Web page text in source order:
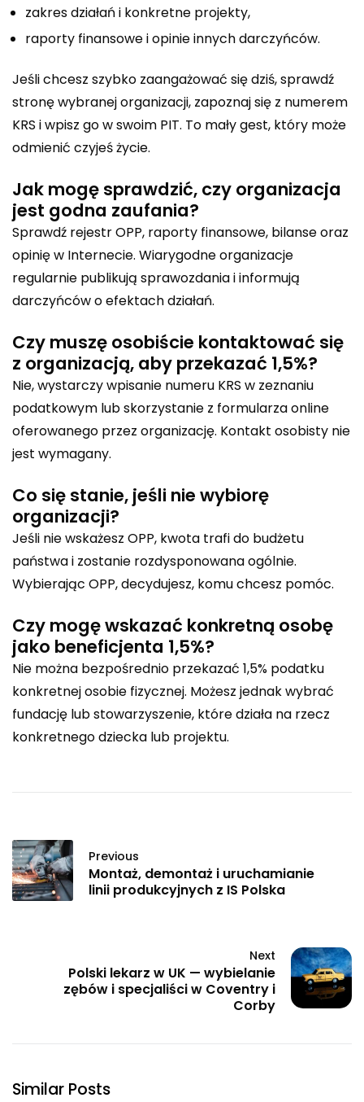
zakres działań i konkretne projekty,
raporty finansowe i opinie innych darczyńców.
Jeśli chcesz szybko zaangażować się dziś, sprawdź
stronę wybranej organizacji, zapoznaj się z numerem
KRS i wpisz go w swoim PIT. To mały gest, który może
odmienić czyjeś życie.
Jak mogę sprawdzić, czy organizacja
jest godna zaufania?
Sprawdź rejestr OPP, raporty finansowe, bilanse oraz
opinię w Internecie. Wiarygodne organizacje
regularnie publikują sprawozdania i informują
darczyńców o efektach działań.
Czy muszę osobiście kontaktować się
z organizacją, aby przekazać 1,5%?
Nie, wystarczy wpisanie numeru KRS w zeznaniu
podatkowym lub skorzystanie z formularza online
oferowanego przez organizację. Kontakt osobisty nie
jest wymagany.
Co się stanie, jeśli nie wybiorę
organizacji?
Jeśli nie wskażesz OPP, kwota trafi do budżetu
państwa i zostanie rozdysponowana ogólnie.
Wybierając OPP, decydujesz, komu chcesz pomóc.
Czy mogę wskazać konkretną osobę
jako beneficjenta 1,5%?
Nie można bezpośrednio przekazać 1,5% podatku
konkretnej osobie fizycznej. Możesz jednak wybrać
fundację lub stowarzyszenie, które działa na rzecz
konkretnego dziecka lub projektu.
Previous
Montaż, demontaż i uruchamianie
linii produkcyjnych z IS Polska
Next
Polski lekarz w UK — wybielanie
zębów i specjaliści w Coventry i
Corby
Similar Posts